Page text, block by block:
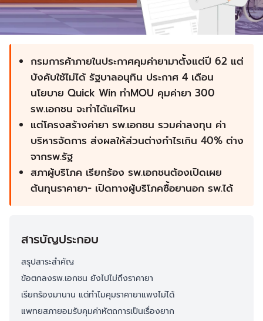
กรมการค้าภายในประกาศคุมค่ายามาตั้งแต่ปี 62 แต่
บังคับใช้ไม่ได้ รัฐบาลอนุทิน ประกาศ 4 เดือน
นโยบาย Quick Win ทำMOU คุมค่ายา 300
รพ.เอกชน จะทำได้แค่ไหน
แต่โครงสร้างค่ายา รพ.เอกชน รวมค่าลงทุน ค่า
บริหารจัดการ ส่งผลให้ส่วนต่างกำไรเกิน 40% ต่าง
จากรพ.รัฐ
สภาผู้บริโภค เรียกร้อง รพ.เอกชนต้องเปิดเผย
ต้นทุนราคายา- เปิดทางผู้บริโภคซื้อยานอก รพ.ได้
สารบัญประกอบ
สรุปสาระสำคัญ
ข้อตกลงรพ.เอกชน ยังไปไม่ถึงราคายา
เรียกร้องมานาน แต่ทำไมคุมราคายาแพงไม่ได้
แพทยสภายอมรับคุมค่าหัตถการเป็นเรื่องยาก